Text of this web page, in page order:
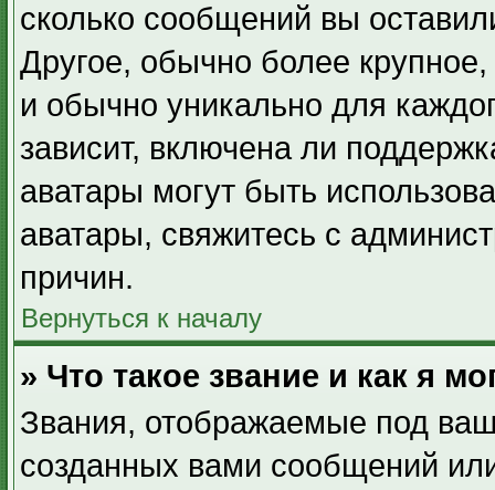
сколько сообщений вы
Другое, обычно более
и обычно уникально для
зависит, включена ли
аватары могут быть
аватары, свяжитесь с
причин.
Вернуться к началу
» Что такое звание и как я
Звания, отображаемые под
созданных вами сообщений